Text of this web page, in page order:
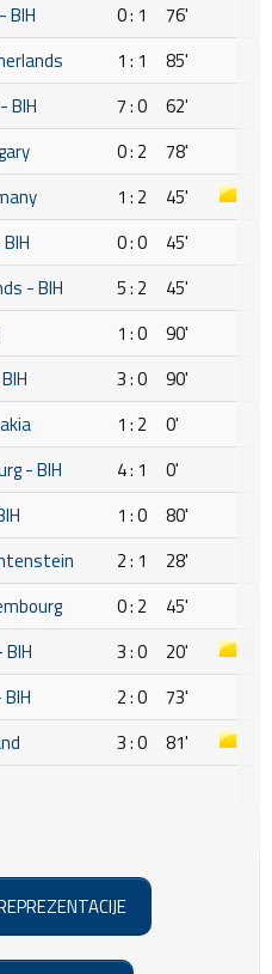
BIH 0 : 1
76'
1 : 1
85'
BIH 7 : 0
62'
0 : 2
78'
1 : 2
45'
0 : 0
45'
- BIH 5 : 2
45'
1 : 0
90'
3 : 0
90'
1 : 2
0'
- BIH 4 : 1
0'
1 : 0
80'
2 : 1
28'
0 : 2
45'
3 : 0
20'
2 : 0
73'
3 : 0 81'